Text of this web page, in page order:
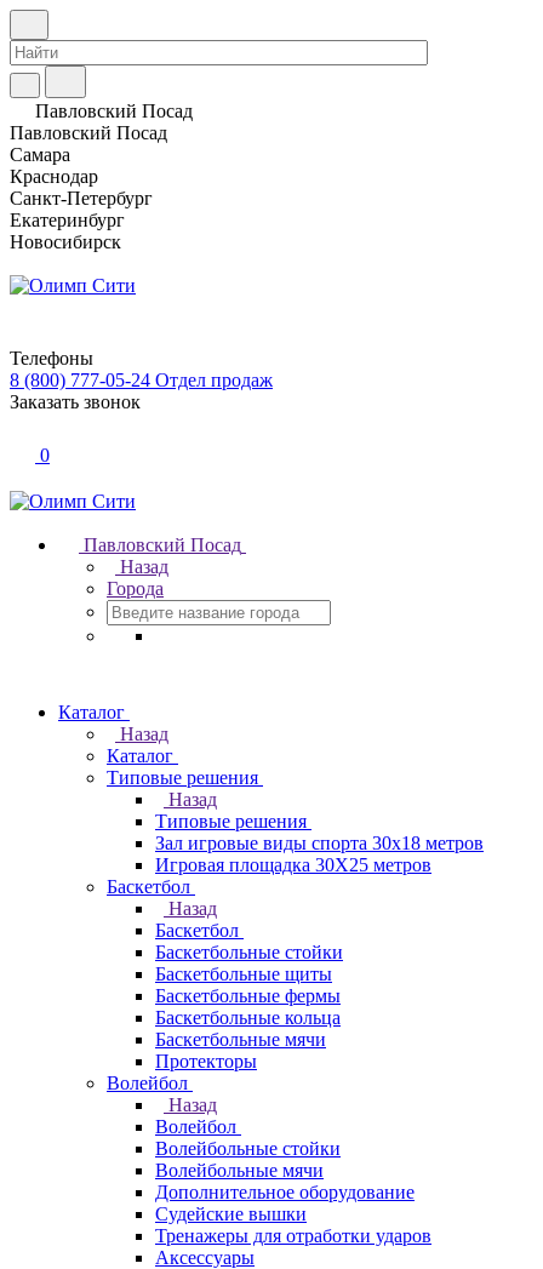
Павловский Посад
Павловский Посад
Самара
Краснодар
Санкт-Петербург
Екатеринбург
Новосибирск
Телефоны
8 (800) 777-05-24 Отдел продаж
Заказать звонок
0
Павловский Посад
Назад
Города
Каталог
Назад
Каталог
Типовые решения
Назад
Типовые решения
Зал игровые виды спорта 30x18 метров
Игровая площадка 30Х25 метров
Баскетбол
Назад
Баскетбол
Баскетбольные стойки
Баскетбольные щиты
Баскетбольные фермы
Баскетбольные кольца
Баскетбольные мячи
Протекторы
Волейбол
Назад
Волейбол
Волейбольные стойки
Волейбольные мячи
Дополнительное оборудование
Судейские вышки
Тренажеры для отработки ударов
Аксессуары